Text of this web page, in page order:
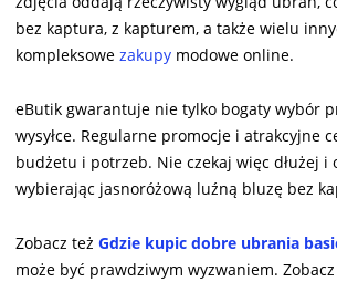
bez kaptura, z kapturem, a także wielu
kompleksowe zakupy modowe online.
eButik gwarantuje nie tylko bogaty wybór
wysyłce. Regularne promocje i atrakcyjne
budżetu i potrzeb. Nie czekaj więc dłużej
wybierając jasnoróżową luźną bluzę bez
Zobacz też Gdzie kupic dobre ubrania
może być prawdziwym wyzwaniem.